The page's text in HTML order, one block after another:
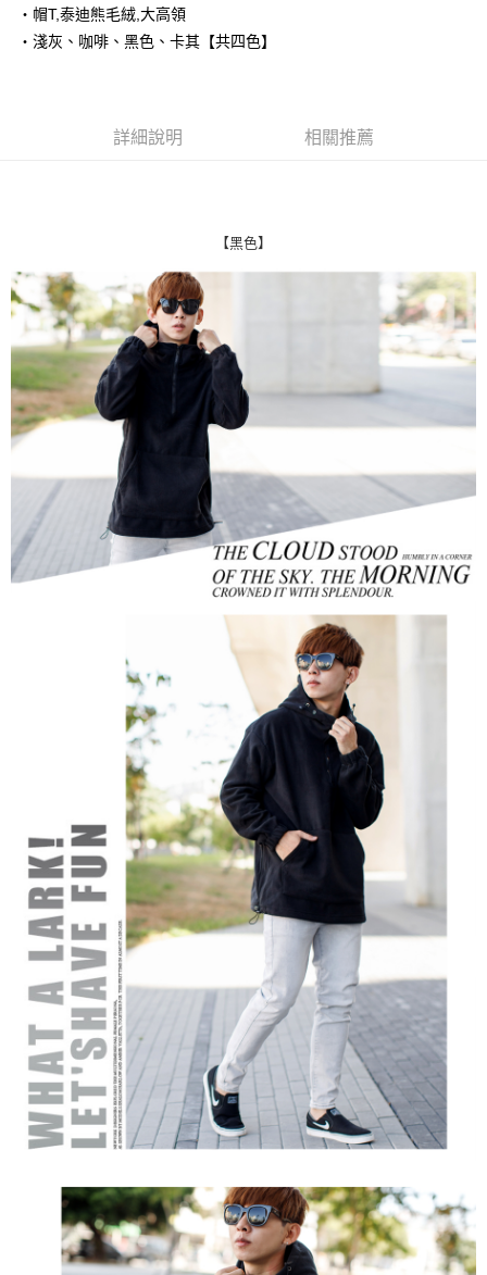
Google Pay
AFTEE先享後付是「在收到商品之後才付款」的支付方式。 讓您購物簡單
１．於結帳方式選擇「AFTEE先享後付」後，將跳轉至「AFTEE先享後付」
結帳頁面，進行簡訊認證並確認金額後，即可完成結帳。
２．訂單成立數日內，您將收到繳費通知簡訊。
３．收到繳費通知簡訊後14天內，點擊此簡訊中的連結，可透過四大超商／
ATM／網路銀行／等多元方式進行付款，方視為交易完成。
※ 請注意：結帳手續完成當下不需立刻繳費，但若您需要取消訂單，請聯絡
購買商品的店家。未經商家同意取消之訂單仍視為有效，需透過AFTEE先享
後付繳納相關費用。
※ 交易是否成功請以「AFTEE先享後付 」之結帳頁面顯示為準，若有關於
是否繳費成功／繳費後需取消欲退款等相關疑問，請聯繫「AFTEE先享後付
客戶支援中心」https://netprotections.freshdesk.com/support/home
【注意事項】
１．透過由恩沛科技股份有限公司提供之「AFTEE先享後付」服務完成之交
易，需依本服務之必要範圍內提供個人資料，並將交易相關給付款項請求債
權轉讓予恩沛科技股份有限公司。
２．關於個人資料處理事宜，請瀏覽以下網址：
３．未成年的使用者請事先徵得法定代理人或監護人之同意方可使用
「AFTEE先享後付」，若未經同意申辦者引起之損失，本公司不負相關責
４．使用「AFTEE先享後付」時，將依據個別帳號之用戶狀況，依本公司即
時審查核予不同之上限額度；若仍有額度不足之情形，本公司將視審查結果
請求用戶進行身份認證。
５．嚴禁一人註冊多個帳號或使用他人資訊註冊。若發現惡意使用之情形，
恩沛科技股份有限公司將有權停止該用戶之使用額度並採取法律行動。
先付款後全家取貨
每筆NT$80，滿NT$1,800(含以上)免運費
7-11付款取貨
每筆NT$80，滿NT$1,800(含以上)免運費
先付款後7-11取貨
每筆NT$80，滿NT$1,800(含以上)免運費
宅配
每筆NT$120，滿NT$3,000(含以上)免運費
‧帽T,泰迪熊毛絨,大高領
‧淺灰、咖啡、黑色、卡其【共四色】
詳細說明 相關推薦
【黑色】